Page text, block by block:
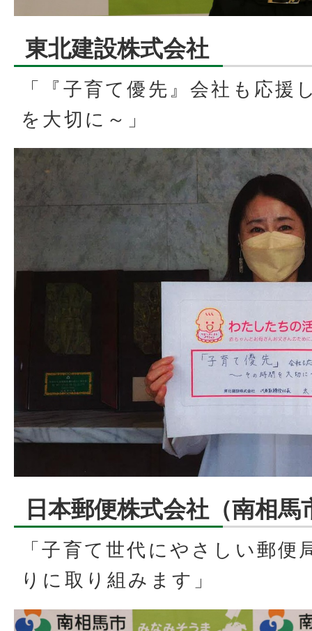
東北建設株式会社
「『子育て優先』会社も応援
を大切に～」
日本郵便株式会社（南相馬
「子育て世代にやさしい郵便
りに取り組みます」